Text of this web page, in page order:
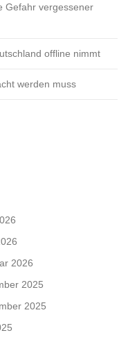
Gefahr vergessener
offline nimmt
werden muss
2026
2025
2025